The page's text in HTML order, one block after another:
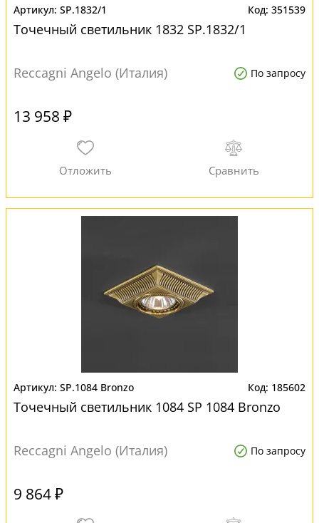
SP.1832/1 351539
Точечный светильник 1832 SP.1832/1
Reccagni Angelo (Италия) По запросу
13 958 ₽
SP.1084 Bronzo 185602
Точечный светильник 1084 SP 1084 Bronzo
Reccagni Angelo (Италия) По запросу
9 864 ₽